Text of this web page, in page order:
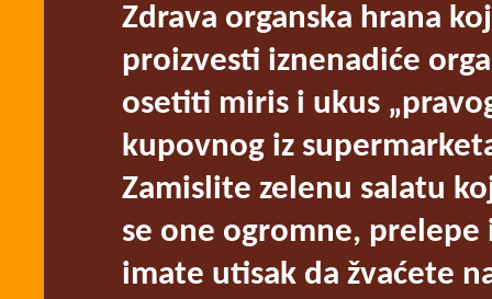
Zdrava organska hrana
proizvesti iznenadiće
osetiti miris i ukus
kupovnog iz
Zamislite zelenu salatu
se one ogromne,
imate utisak da žvaćete